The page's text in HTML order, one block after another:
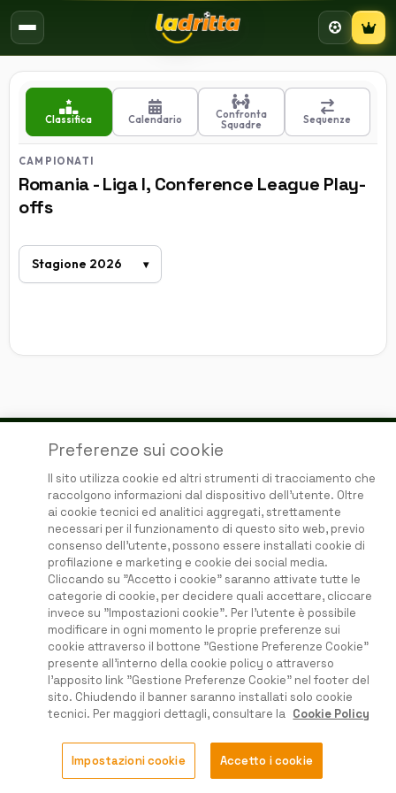
Preferenze sui cookie
Il sito utilizza cookie ed altri strumenti di tracciamento che
raccolgono informazioni dal dispositivo dell'utente. Oltre
ai cookie tecnici ed analitici aggregati, strettamente
necessari per il funzionamento di questo sito web, previo
consenso dell'utente, possono essere installati cookie di
profilazione e marketing e cookie dei social media.
Cliccando su "Accetto i cookie" saranno attivate tutte le
categorie di cookie, per decidere quali accettare, cliccare
invece su "Impostazioni cookie". Per l'utente è possibile
modificare in ogni momento le proprie preferenze sui
cookie attraverso il bottone "Gestione Preferenze Cookie"
presente all'interno della cookie policy o attraverso
l'apposito link "Gestione Preferenze Cookie" nel footer del
sito. Chiudendo il banner saranno installati solo cookie
tecnici. Per maggiori dettagli, consultare la Cookie Policy
Impostazioni cookie Accetto i cookie
Classifica Calendario
Confronta
Squadre
Sequenze
CAMPIONATI
Romania - Liga I, Conference League Play-
offs
Questo Sito non guadagna dalle perdite degli utenti
Home
Condizioni e Termini
Privacy e Cookies
Disclaimer
Prezzi e abbonamenti
Faq
©2026 Ladritta srlsupport@ladritta.com. Tutti i diritti riservati